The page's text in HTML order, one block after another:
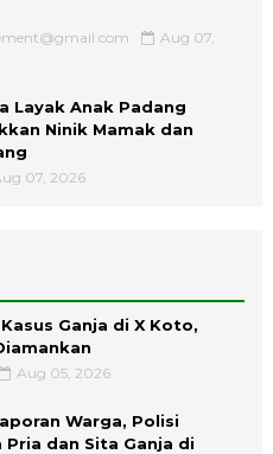
Aug 07,
Layak Anak Padang
Ninik Mamak dan
07, 2026
Ganja di X Koto,
Aug 05, 2026
Warga, Polisi
Pria dan Sita Ganja di